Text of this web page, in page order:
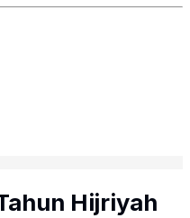
Hijriyah